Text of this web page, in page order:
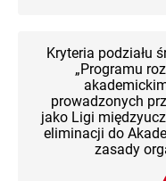
Kryteria podziału
„Programu
prowadzonych
jako Ligi
eliminacji do
zasady